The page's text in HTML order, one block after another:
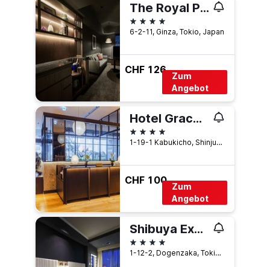
The Royal Park Canvas Ginza Corridor
4 Sterne
6-2-11, Ginza, Tokio, Japan
CHF 126
Zum
Angebot
Hotel Gracery Shinjuku
4 Sterne
1-19-1 Kabukicho, Shinjuku-ku, Tokio, Japan
CHF 100
Zum
Angebot
Shibuya Excel Hotel Tokyu
4 Sterne
1-12-2, Dogenzaka, Tokio, Japan